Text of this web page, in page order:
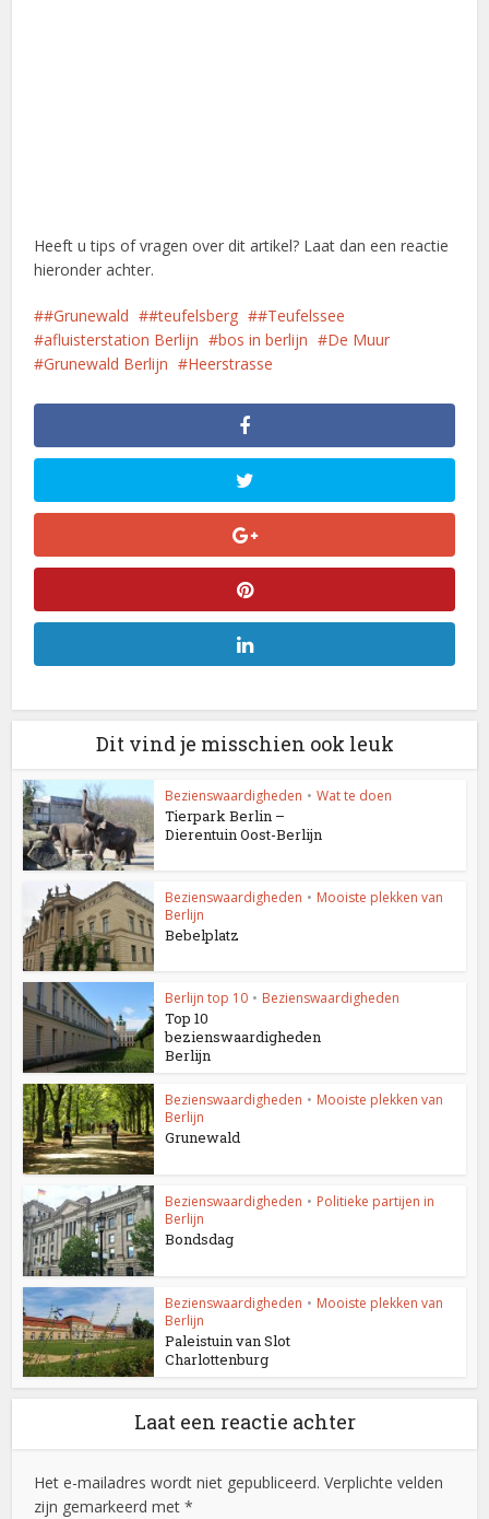
Heeft u tips of vragen over dit artikel? Laat dan een reactie
hieronder achter.
#Grunewald #teufelsberg
#Teufelssee
afluisterstation Berlijn
bos in berlijn
De Muur
Grunewald Berlijn
Heerstrasse
Dit vind je misschien ook leuk
Bezienswaardigheden • Wat te doen
Tierpark Berlin –
Dierentuin Oost-Berlijn
Bezienswaardigheden • Mooiste plekken van
Berlijn
Bebelplatz
Berlijn top 10 • Bezienswaardigheden
Top 10
bezienswaardigheden
Berlijn
Bezienswaardigheden • Mooiste plekken van
Berlijn
Grunewald
Bezienswaardigheden • Politieke partijen in
Berlijn
Bondsdag
Bezienswaardigheden • Mooiste plekken van
Berlijn
Paleistuin van Slot
Charlottenburg
Laat een reactie achter
Het e-mailadres wordt niet gepubliceerd. Verplichte velden
zijn gemarkeerd met *